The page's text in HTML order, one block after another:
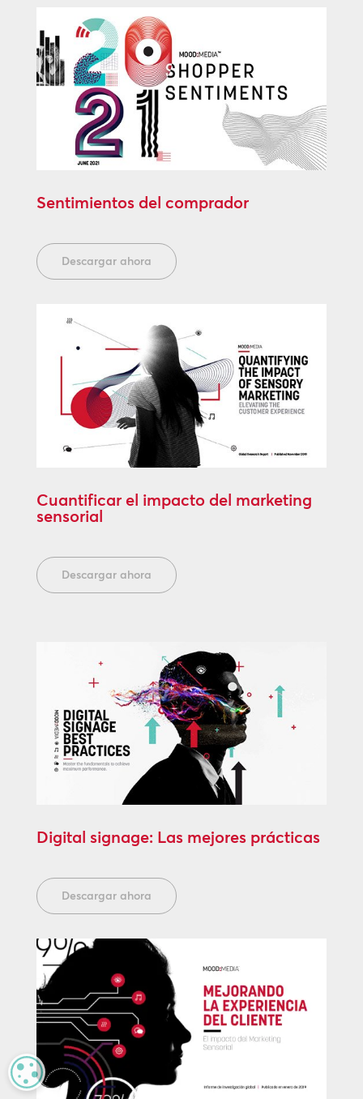
Sentimientos del comprador
Descargar ahora
Cuantificar el impacto del marketing
sensorial
Descargar ahora
Digital signage: Las mejores prácticas
Descargar ahora
MANAGE PRIVACY